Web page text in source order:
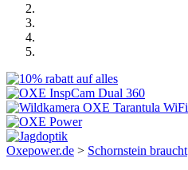
Oxepower.de > Schornstein braucht